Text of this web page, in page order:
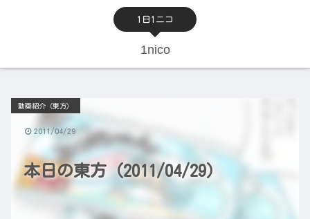
1日1ニコ
1nico
本日の東方（2011/04/29）
動画紹介（東方）
2011/04/29